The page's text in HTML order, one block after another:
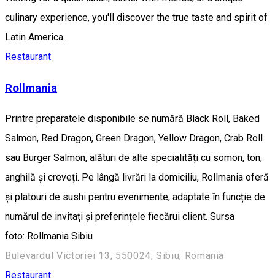
culinary experience, you'll discover the true taste and spirit of
Latin America.
Restaurant
Rollmania
Printre preparatele disponibile se numără Black Roll, Baked
Salmon, Red Dragon, Green Dragon, Yellow Dragon, Crab Roll
sau Burger Salmon, alături de alte specialități cu somon, ton,
anghilă și creveți. Pe lângă livrări la domiciliu, Rollmania oferă
și platouri de sushi pentru evenimente, adaptate în funcție de
numărul de invitați și preferințele fiecărui client. Sursa
foto: Rollmania Sibiu
Bulevardul Victoriei 13, 550024, Sibiu, Romania
Restaurant